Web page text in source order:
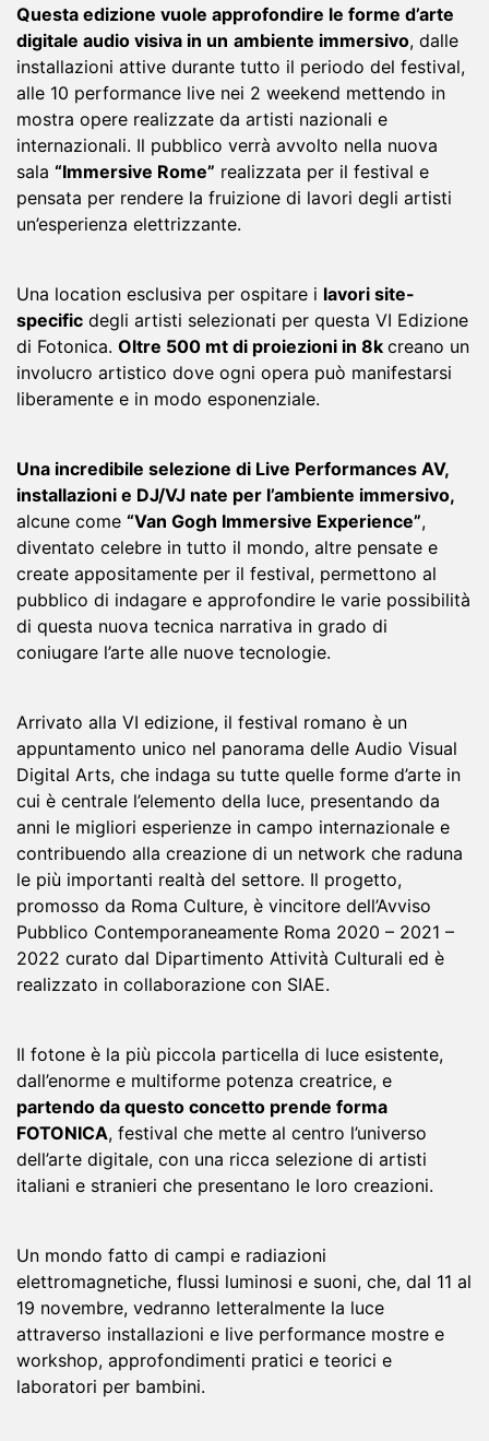
Questa edizione vuole approfondire le forme d’arte
digitale audio visiva in un ambiente immersivo, dalle
installazioni attive durante tutto il periodo del festival,
alle 10 performance live nei 2 weekend mettendo in
mostra opere realizzate da artisti nazionali e
internazionali. Il pubblico verrà avvolto nella nuova
sala “Immersive Rome” realizzata per il festival e
pensata per rendere la fruizione di lavori degli artisti
un’esperienza elettrizzante.
Una location esclusiva per ospitare i lavori site-
specific degli artisti selezionati per questa VI Edizione
di Fotonica. Oltre 500 mt di proiezioni in 8k creano un
involucro artistico dove ogni opera può manifestarsi
liberamente e in modo esponenziale.
Una incredibile selezione di Live Performances AV,
installazioni e DJ/VJ nate per l’ambiente immersivo,
alcune come “Van Gogh Immersive Experience”,
diventato celebre in tutto il mondo, altre pensate e
create appositamente per il festival, permettono al
pubblico di indagare e approfondire le varie possibilità
di questa nuova tecnica narrativa in grado di
coniugare l’arte alle nuove tecnologie.
Arrivato alla VI edizione, il festival romano è un
appuntamento unico nel panorama delle Audio Visual
Digital Arts, che indaga su tutte quelle forme d’arte in
cui è centrale l’elemento della luce, presentando da
anni le migliori esperienze in campo internazionale e
contribuendo alla creazione di un network che raduna
le più importanti realtà del settore. Il progetto,
promosso da Roma Culture, è vincitore dell’Avviso
Pubblico Contemporaneamente Roma 2020 – 2021 –
2022 curato dal Dipartimento Attività Culturali ed è
realizzato in collaborazione con SIAE.
Il fotone è la più piccola particella di luce esistente,
dall’enorme e multiforme potenza creatrice, e
partendo da questo concetto prende forma
FOTONICA, festival che mette al centro l’universo
dell’arte digitale, con una ricca selezione di artisti
italiani e stranieri che presentano le loro creazioni.
Un mondo fatto di campi e radiazioni
elettromagnetiche, flussi luminosi e suoni, che, dal 11 al
19 novembre, vedranno letteralmente la luce
attraverso installazioni e live performance mostre e
workshop, approfondimenti pratici e teorici e
laboratori per bambini.